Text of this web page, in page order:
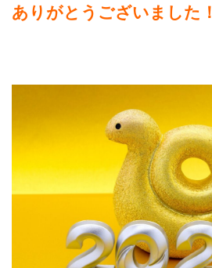
ありがとうございました！